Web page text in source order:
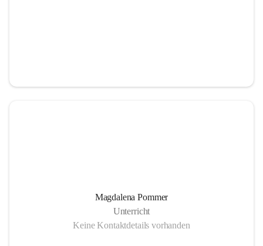
Magdalena Pommer
Unterricht
Keine Kontaktdetails vorhanden